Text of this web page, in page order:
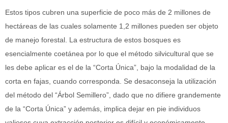
Estos tipos cubren una superficie de poco más de 2 millones de
hectáreas de las cuales solamente 1,2 millones pueden ser objeto
de manejo forestal. La estructura de estos bosques es
esencialmente coetánea por lo que el método silvicultural que se
les debe aplicar es el de la “Corta Única”, bajo la modalidad de la
corta en fajas, cuando corresponda. Se desaconseja la utilización
del método del “Árbol Semillero”, dado que no difiere grandemente
de la “Corta Única” y además, implica dejar en pie individuos